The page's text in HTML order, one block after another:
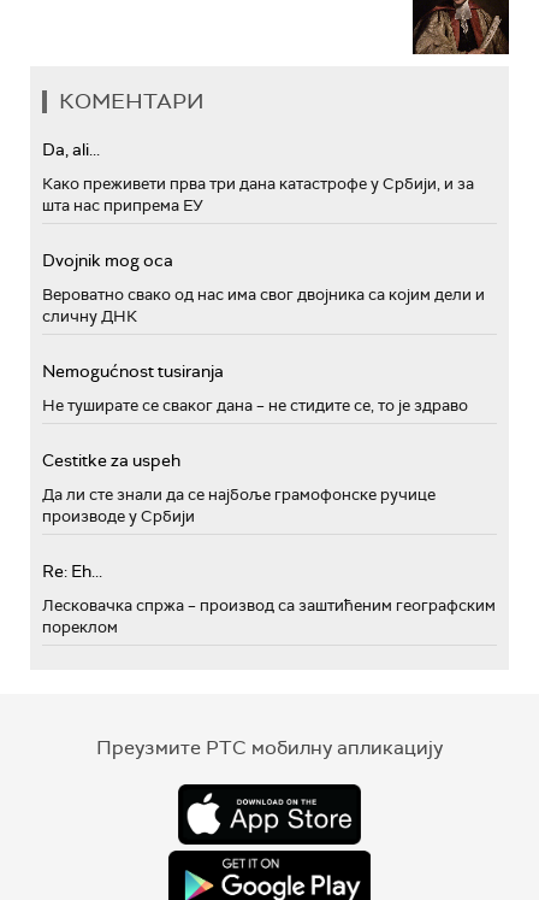
КОМЕНТАРИ
Da, ali...
Како преживети прва три дана катастрофе у Србији, и за
шта нас припрема ЕУ
Dvojnik mog oca
Вероватно свако од нас има свог двојника са којим дели и
сличну ДНК
Nemogućnost tusiranja
Не туширате се сваког дана – не стидите се, то је здраво
Cestitke za uspeh
Да ли сте знали да се најбоље грамофонске ручице
производе у Србији
Re: Eh...
Лесковачка спржа – производ са заштићеним географским
пореклом
Преузмите РТС мобилну апликацију